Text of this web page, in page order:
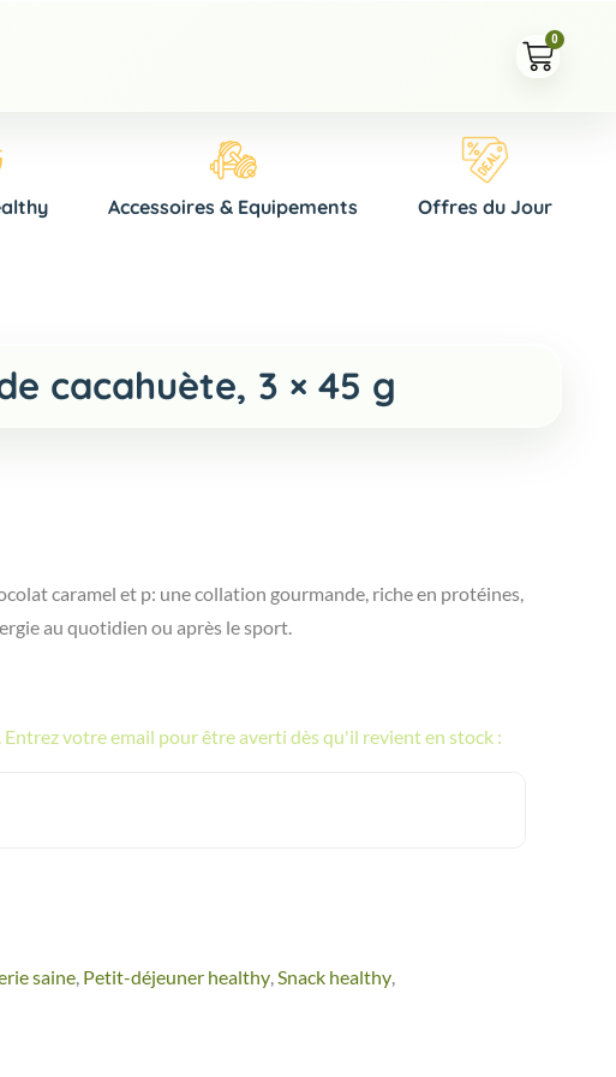
0
Accessoires & Equipements Offres du Jour
cacahuète, 3 × 45 g
caramel et p: une collation gourmande, riche en protéines,
au quotidien ou après le sport.
votre email pour être averti dès qu'il revient en stock :
saine Petit-déjeuner healthy Snack healthy